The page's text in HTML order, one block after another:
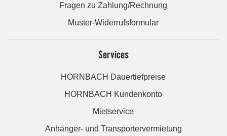
Fragen zu Zahlung/Rechnung
Muster-Widerrufsformular
Services
HORNBACH Dauertiefpreise
HORNBACH Kundenkonto
Mietservice
Anhänger- und Transportervermietung